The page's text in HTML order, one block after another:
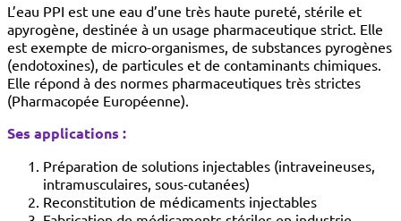
L’eau PPI est une eau d’une très haute pureté, stérile et
apyrogène, destinée à un usage pharmaceutique strict. Elle
est exempte de micro-organismes, de substances pyrogènes
(endotoxines), de particules et de contaminants chimiques.
Elle répond à des normes pharmaceutiques très strictes
(Pharmacopée Européenne).
Ses applications :
Préparation de solutions injectables (intraveineuses,
intramusculaires, sous-cutanées)
Reconstitution de médicaments injectables